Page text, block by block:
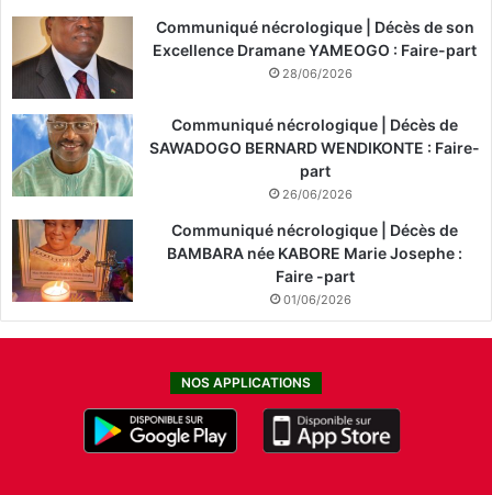
Communiqué nécrologique | Décès de son
Excellence Dramane YAMEOGO : Faire-part
28/06/2026
Communiqué nécrologique | Décès de
SAWADOGO BERNARD WENDIKONTE : Faire-
part
26/06/2026
Communiqué nécrologique | Décès de
BAMBARA née KABORE Marie Josephe :
Faire -part
01/06/2026
NOS APPLICATIONS